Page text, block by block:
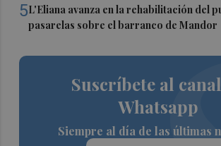
5L'Eliana avanza en la rehabilitación del
pasarelas sobre el barranco de Mandor
Suscríbete al
Whatsapp
Siempre al día de las últimas